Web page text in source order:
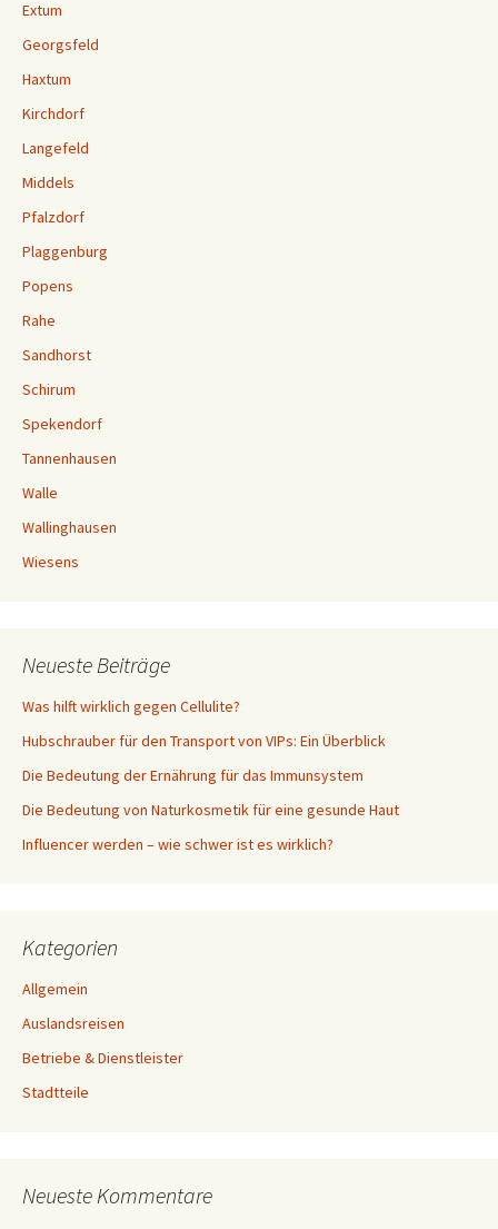
Extum
Georgsfeld
Haxtum
Kirchdorf
Langefeld
Middels
Pfalzdorf
Plaggenburg
Popens
Rahe
Sandhorst
Schirum
Spekendorf
Tannenhausen
Walle
Wallinghausen
Wiesens
Neueste Beiträge
Was hilft wirklich gegen Cellulite?
Hubschrauber für den Transport von VIPs: Ein Überblick
Die Bedeutung der Ernährung für das Immunsystem
Die Bedeutung von Naturkosmetik für eine gesunde Haut
Influencer werden – wie schwer ist es wirklich?
Kategorien
Allgemein
Auslandsreisen
Betriebe & Dienstleister
Stadtteile
Neueste Kommentare